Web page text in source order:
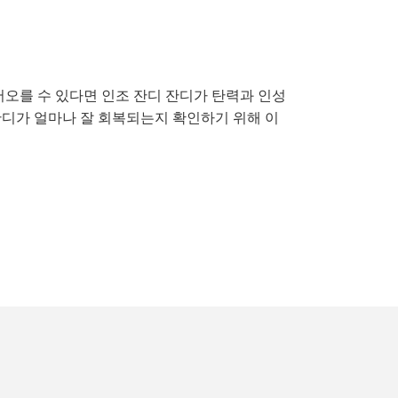
를 수 있다면 인조 잔디 잔디가 탄력과 인성
가 얼마나 잘 회복되는지 확인하기 위해 이